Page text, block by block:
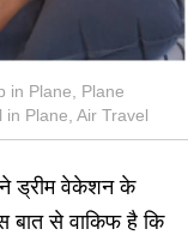
in Plane, Plane
Plane, Air Travel
ड्रीम वेकेशन के
बात से वाकिफ है कि